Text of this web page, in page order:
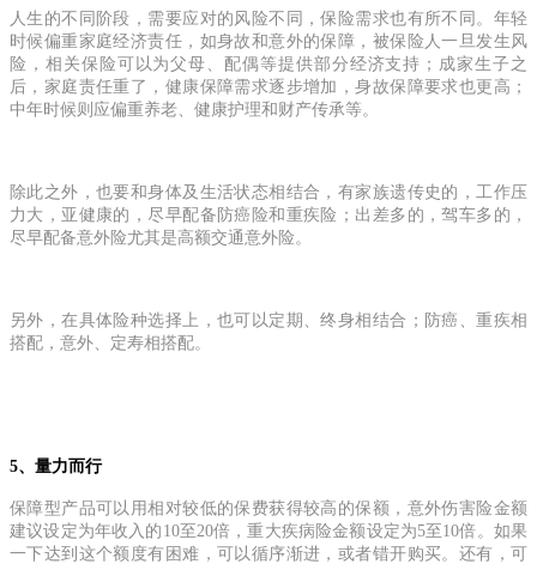
人生的不同阶段，需要应对的风险不同，保险需求也有所不同。年轻
时候偏重家庭经济责任，如身故和意外的保障，被保险人一旦发生风
险，相关保险可以为父母、配偶等提供部分经济支持；成家生子之
后，家庭责任重了，健康保障需求逐步增加，身故保障要求也更高；
中年时候则应偏重养老、健康护理和财产传承等。
除此之外，也要和身体及生活状态相结合，有家族遗传史的，工作压
力大，亚健康的，尽早配备防癌险和重疾险；出差多的，驾车多的，
尽早配备意外险尤其是高额交通意外险。
另外，在具体险种选择上，也可以定期、终身相结合；防癌、重疾相
搭配，意外、定寿相搭配。
5、量力而行
保障型产品可以用相对较低的保费获得较高的保额，意外伤害险金额
建议设定为年收入的10至20倍，重大疾病险金额设定为5至10倍。如果
一下达到这个额度有困难，可以循序渐进，或者错开购买。还有，可